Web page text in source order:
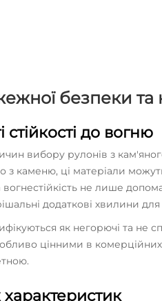
безпеки
стійкості до вогню
вибору рулонів з
з каменю, ці матеріали
не лише
додаткові хвилини для
як негорючі та
цінними в